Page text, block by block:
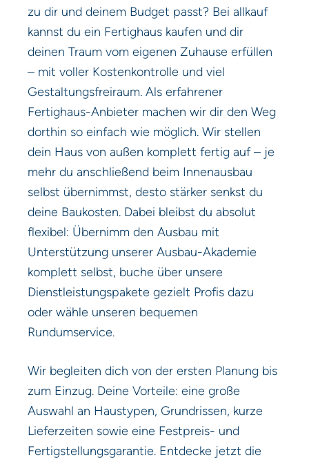
zu dir und deinem Budget passt? Bei allkauf
kannst du ein Fertighaus kaufen und dir
deinen Traum vom eigenen Zuhause erfüllen
– mit voller Kostenkontrolle und viel
Gestaltungsfreiraum. Als erfahrener
Fertighaus-Anbieter machen wir dir den Weg
dorthin so einfach wie möglich. Wir stellen
dein Haus von außen komplett fertig auf – je
mehr du anschließend beim Innenausbau
selbst übernimmst, desto stärker senkst du
deine Baukosten. Dabei bleibst du absolut
flexibel: Übernimm den Ausbau mit
Unterstützung unserer Ausbau-Akademie
komplett selbst, buche über unsere
Dienstleistungspakete gezielt Profis dazu
oder wähle unseren bequemen
Rundumservice.
Wir begleiten dich von der ersten Planung bis
zum Einzug. Deine Vorteile: eine große
Auswahl an Haustypen, Grundrissen, kurze
Lieferzeiten sowie eine Festpreis- und
Fertigstellungsgarantie. Entdecke jetzt die